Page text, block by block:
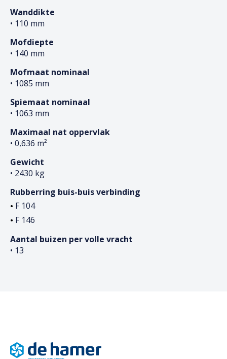
Wanddikte
• 110 mm
Mofdiepte
• 140 mm
Mofmaat nominaal
• 1085 mm
Spiemaat nominaal
• 1063 mm
Maximaal nat oppervlak
• 0,636 m²
Gewicht
• 2430 kg
Rubberring buis-buis verbinding
F 104
F 146
Aantal buizen per volle vracht
• 13